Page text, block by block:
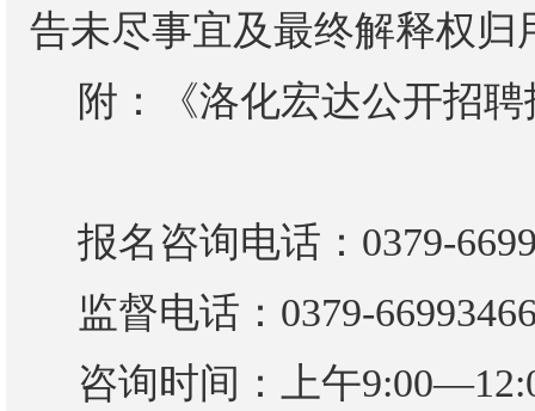
告未尽事宜及最终解释权归
附：
《洛化宏达公开招
报名 咨询电话： 0379-6
监督电话： 0379-
咨询时间：上午9:0